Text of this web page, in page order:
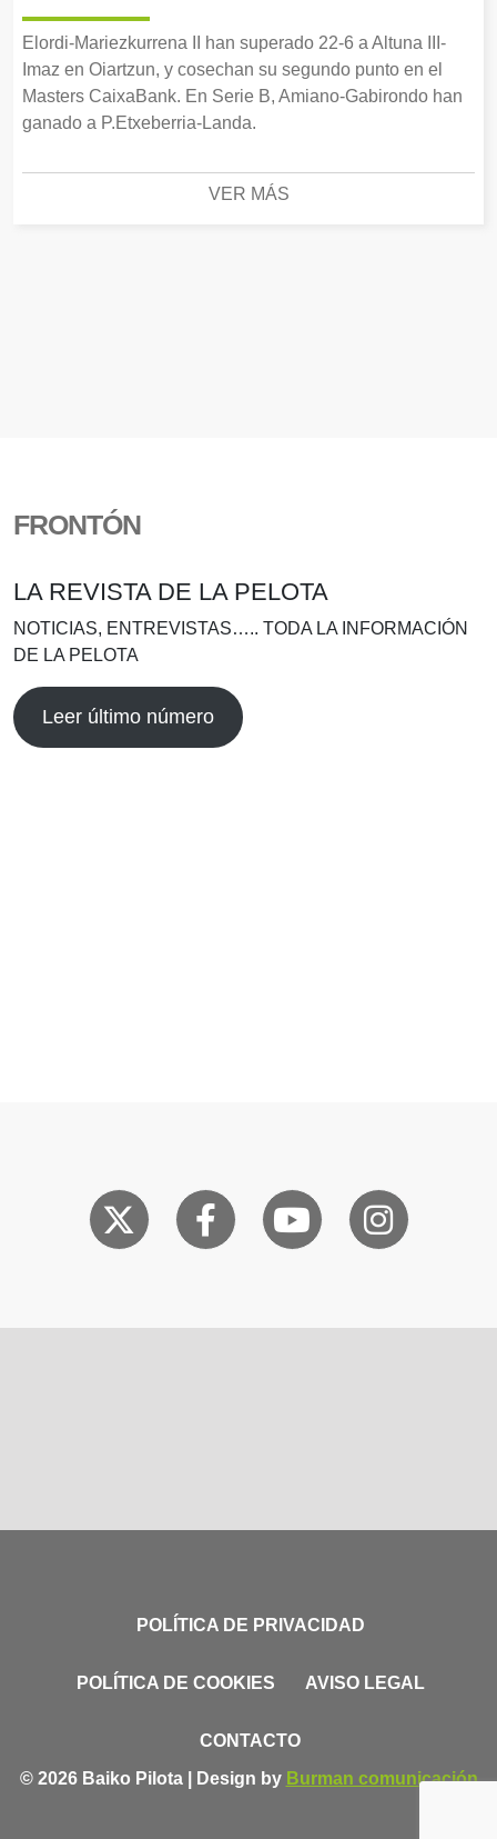
Elordi-Mariezkurrena II han superado 22-6 a Altuna III-
Imaz en Oiartzun, y cosechan su segundo punto en el
Masters CaixaBank. En Serie B, Amiano-Gabirondo han
ganado a P.Etxeberria-Landa.
VER MÁS
FRONTÓN
LA REVISTA DE LA PELOTA
NOTICIAS, ENTREVISTAS….. TODA LA INFORMACIÓN
DE LA PELOTA
Leer último número
POLÍTICA DE PRIVACIDAD
POLÍTICA DE COOKIES AVISO LEGAL
CONTACTO
© 2026 Baiko Pilota | Design by Burman comunicación